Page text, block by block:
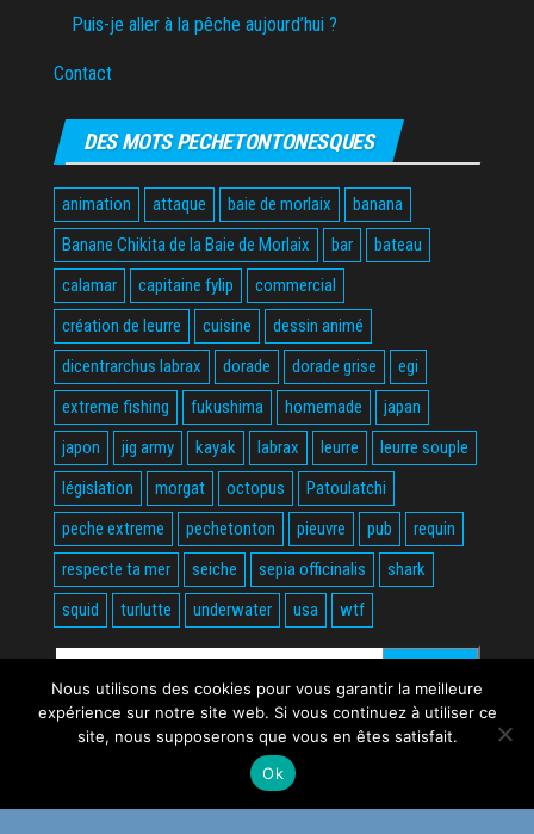
Puis-je aller à la pêche aujourd’hui ?
Contact
DES MOTS PECHETONTONESQUES
animation attaque baie de morlaix
banana
Banane Chikita de la Baie de Morlaix
bar
bateau
calamar
capitaine fylip
commercial
création de leurre
cuisine
dessin animé
dicentrarchus labrax
dorade dorade grise
egi
extreme fishing
fukushima homemade
japan
japon
jig army kayak labrax leurre
leurre souple
législation
morgat octopus
Patoulatchi
peche extreme
pechetonton pieuvre pub
requin
respecte ta mer
seiche sepia officinalis
shark
squid
turlutte underwater usa wtf
Rechercher :
WordPress
Nous utilisons des cookies pour vous garantir la meilleure
expérience sur notre site web. Si vous continuez à utiliser ce
site, nous supposerons que vous en êtes satisfait.
Ok